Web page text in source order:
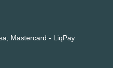
Mastercard - LiqPay